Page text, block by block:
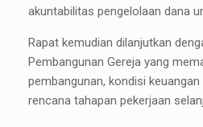
akuntabilitas pengelolaan dana
Rapat kemudian dilanjutkan
Pembangunan Gereja yang
pembangunan, kondisi
rencana tahapan pekerjaan